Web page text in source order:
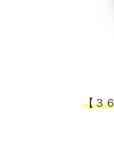
【３